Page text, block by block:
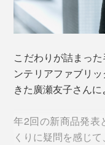
産メリノウール100
昔ながらのウール
てから起毛させる
密に織る分、暖か
こだわりが詰まっ
ンテリアファブリ
きた廣瀬友子さんに
年2回の新商品発表
くりに疑問を感じて